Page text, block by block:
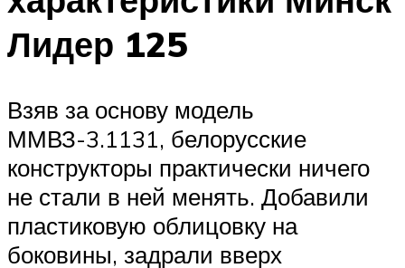
Лидер 125
Взяв за основу модель
ММВЗ-3.1131, белорусские
конструкторы практически ничего
не стали в ней менять. Добавили
пластиковую облицовку на
боковины, задрали вверх